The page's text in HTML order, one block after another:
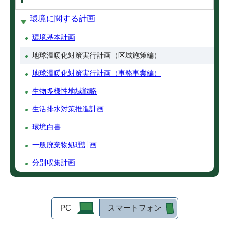
環境に関する計画
環境基本計画
地球温暖化対策実行計画（区域施策編）
地球温暖化対策実行計画（事務事業編）
生物多様性地域戦略
生活排水対策推進計画
環境白書
一般廃棄物処理計画
分別収集計画
PC スマートフォン